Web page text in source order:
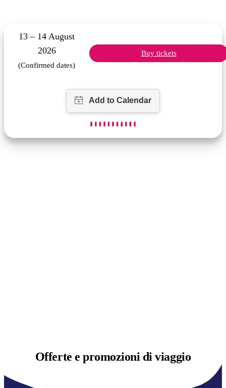
13 – 14 August
2026
(Confirmed dates)
Buy tickets
Offerte epromozioni di viaggio